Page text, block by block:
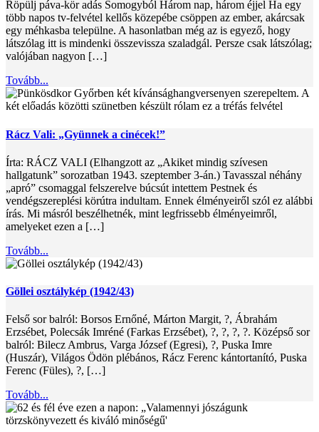
Röpülj páva-kör adás Somogyból Három nap, három éjjel Ha egy
több napos tv-felvétel kellős közepébe csöppen az ember, akárcsak
egy méhkasba települne. A hasonlatban még az is egyező, hogy
látszólag itt is mindenki összevissza szaladgál. Persze csak látszólag;
valójában nagyon […]
Tovább...
Rácz Vali: „Gyünnek a cinécek!”
Írta: RÁCZ VALI (Elhangzott az „Akiket mindig szívesen
hallgatunk” sorozatban 1943. szeptember 3-án.) Tavasszal néhány
„apró” csomaggal felszerelve búcsút intettem Pestnek és
vendégszereplési körútra indultam. Ennek élményeiről szól ez alábbi
írás. Mi másról beszélhetnék, mint legfrissebb élményeimről,
amelyeket ezen a […]
Tovább...
Göllei osztálykép (1942/43)
Felső sor balról: Borsos Ernőné, Márton Margit, ?, Ábrahám
Erzsébet, Polecsák Imréné (Farkas Erzsébet), ?, ?, ?, ?. Középső sor
balról: Bilecz Ambrus, Varga József (Egresi), ?, Puska Imre
(Huszár), Világos Ödön plébános, Rácz Ferenc kántortanító, Puska
Ferenc (Füles), ?, […]
Tovább...